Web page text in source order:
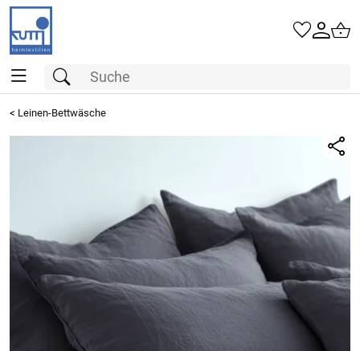
< Leinen-Bettwäsche